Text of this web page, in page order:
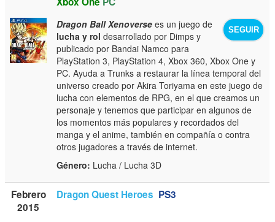
SEGUIR
Dragon Ball Xenoverse es un juego de
lucha y rol desarrollado por Dimps y
publicado por Bandai Namco para
PlayStation 3, PlayStation 4, Xbox 360, Xbox One y
PC. Ayuda a Trunks a restaurar la línea temporal del
universo creado por Akira Toriyama en este juego de
lucha con elementos de RPG, en el que creamos un
personaje y tenemos que participar en algunos de
los momentos más populares y recordados del
manga y el anime, también en compañía o contra
otros jugadores a través de internet.
Género: Lucha / Lucha 3D
Febrero
2015
Dragon Quest Heroes PS3